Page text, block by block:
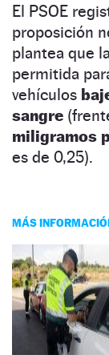
El PSOE
proposición
plantea que la
permitida
vehículos
sangre
miligramos
es de 0,25).
MÁS